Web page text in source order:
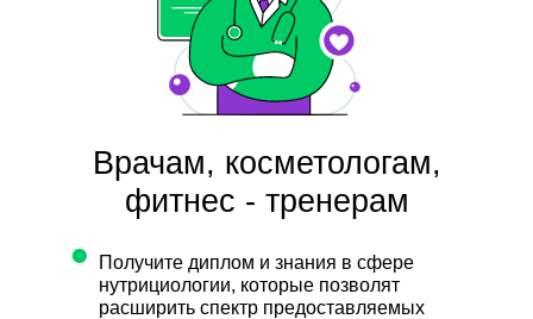
Врачам, косметологам,
фитнес - тренерам
Получите диплом и знания в сфере
нутрициологии, которые позволят
расширить спектр предоставляемых
•